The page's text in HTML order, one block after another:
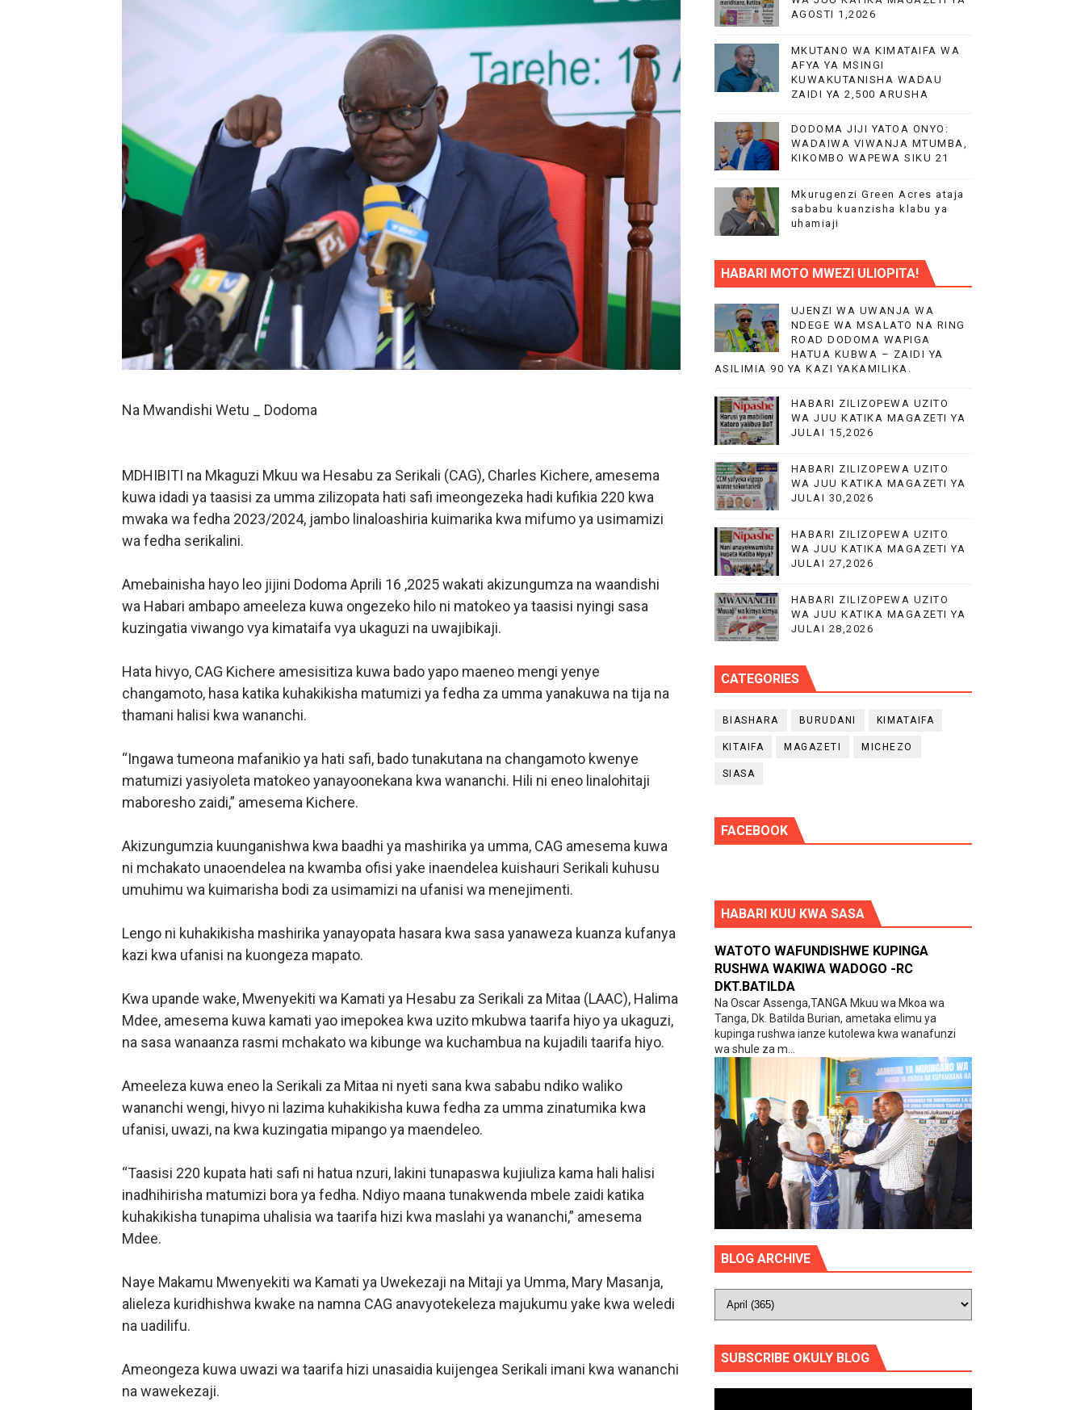
MATI TECHNOLOGIES YAONYESHA UWEZO WA WATANZANIA KATIKA TEKNOLOJIA
WANAWAKE TFC NYENZO YA KUJENGA UCHUMI WA FAMILIA JAMII NA TAIFA - MPANJU.
ULEGA: TEKNOLOJIA BUNIFU ZIWAFIKIE WAKULIMA NA WAFUGAJI VIJIJINI.
SERIKALI INATAMBUA MCHANGO WA WAZEE: WAZIRI SANGU
RAIS SAMIA, MUSEVEN WASHUHUDIA MAKUBALIANO YA TRILIONI 56 KUIFANYA TANGA KITUO KIKUU CHA NISHATI YA MAFUTA
WAJASIRIAMALI KUTOKA PEMBA WATEMBELEA BANDA LA WMA NANE NANE, WAPATA ELIMU YA VIPIMO
BRELA YATOA ELIMU YA URASIMISHAJI BIASHARA NA USAJILI WA ALAMA ZA BIASHARA NA HUDUMA KWA VIJANA BBT
TARURA YATAJWA KUWA MIONGONI MWA TAASISI BORA ZA MIUNDOMBINU AFRIKA
Mkurugenzi Green Acres ataja sababu kuanzisha klabu ya uhamiaji
MWANRI APOKELEWA MAKAO MAKUU YA CCM DODOMA
MHE. CHANDE AIPONGEZA WRRB KWA KUWAWEZESHA WAKULIMA KUFIKIA MASOKO
TBS YAHIMIZA WAJASIRIAMALI KUTHIBITISHA UBORA WA BIDHAA ZAO ARUSHA
WATOTO WAFUNDISHWE KUPINGA RUSHWA WAKIWA WADOGO -RC DKT.BATILDA
Na Mwandishi Wetu _ Dodoma
MDHIBITI na Mkaguzi Mkuu wa Hesabu za Serikali (CAG), Charles Kichere, amesema
kuwa idadi ya taasisi za umma zilizopata hati safi imeongezeka hadi kufikia 220 kwa
mwaka wa fedha 2023/2024, jambo linaloashiria kuimarika kwa mifumo ya usimamizi
wa fedha serikalini.
Amebainisha hayo leo jijini Dodoma Aprili 16 ,2025 wakati akizungumza na waandishi
wa Habari ambapo ameeleza kuwa ongezeko hilo ni matokeo ya taasisi nyingi sasa
kuzingatia viwango vya kimataifa vya ukaguzi na uwajibikaji.
Hata hivyo, CAG Kichere amesisitiza kuwa bado yapo maeneo mengi yenye
changamoto, hasa katika kuhakikisha matumizi ya fedha za umma yanakuwa na tija na
thamani halisi kwa wananchi.
“Ingawa tumeona mafanikio ya hati safi, bado tunakutana na changamoto kwenye
matumizi yasiyoleta matokeo yanayoonekana kwa wananchi. Hili ni eneo linalohitaji
maboresho zaidi,” amesema Kichere.
Akizungumzia kuunganishwa kwa baadhi ya mashirika ya umma, CAG amesema kuwa
ni mchakato unaoendelea na kwamba ofisi yake inaendelea kuishauri Serikali kuhusu
umuhimu wa kuimarisha bodi za usimamizi na ufanisi wa menejimenti.
Lengo ni kuhakikisha mashirika yanayopata hasara kwa sasa yanaweza kuanza kufanya
kazi kwa ufanisi na kuongeza mapato.
Kwa upande wake, Mwenyekiti wa Kamati ya Hesabu za Serikali za Mitaa (LAAC), Halima
Mdee, amesema kuwa kamati yao imepokea kwa uzito mkubwa taarifa hiyo ya ukaguzi,
na sasa wanaanza rasmi mchakato wa kibunge wa kuchambua na kujadili taarifa hiyo.
Ameeleza kuwa eneo la Serikali za Mitaa ni nyeti sana kwa sababu ndiko waliko
wananchi wengi, hivyo ni lazima kuhakikisha kuwa fedha za umma zinatumika kwa
ufanisi, uwazi, na kwa kuzingatia mipango ya maendeleo.
“Taasisi 220 kupata hati safi ni hatua nzuri, lakini tunapaswa kujiuliza kama hali halisi
inadhihirisha matumizi bora ya fedha. Ndiyo maana tunakwenda mbele zaidi katika
kuhakikisha tunapima uhalisia wa taarifa hizi kwa maslahi ya wananchi,” amesema
Mdee.
Naye Makamu Mwenyekiti wa Kamati ya Uwekezaji na Mitaji ya Umma, Mary Masanja,
alieleza kuridhishwa kwake na namna CAG anavyotekeleza majukumu yake kwa weledi
na uadilifu.
Ameongeza kuwa uwazi wa taarifa hizi unasaidia kuijengea Serikali imani kwa wananchi
na wawekezaji.
AGOSTI 1,2026
MKUTANO WA KIMATAIFA WA
AFYA YA MSINGI
KUWAKUTANISHA WADAU
ZAIDI YA 2,500 ARUSHA
DODOMA JIJI YATOA ONYO:
WADAIWA VIWANJA MTUMBA,
KIKOMBO WAPEWA SIKU 21
Mkurugenzi Green Acres ataja
sababu kuanzisha klabu ya
uhamiaji
HABARI MOTO MWEZI ULIOPITA!
UJENZI WA UWANJA WA
NDEGE WA MSALATO NA RING
ROAD DODOMA WAPIGA
HATUA KUBWA – ZAIDI YA
ASILIMIA 90 YA KAZI YAKAMILIKA.
HABARI ZILIZOPEWA UZITO
WA JUU KATIKA MAGAZETI YA
JULAI 15,2026
HABARI ZILIZOPEWA UZITO
WA JUU KATIKA MAGAZETI YA
JULAI 30,2026
HABARI ZILIZOPEWA UZITO
WA JUU KATIKA MAGAZETI YA
JULAI 27,2026
HABARI ZILIZOPEWA UZITO
WA JUU KATIKA MAGAZETI YA
JULAI 28,2026
CATEGORIES
BIASHARA BURUDANI KIMATAIFA
KITAIFA MAGAZETI MICHEZO
SIASA
FACEBOOK
HABARI KUU KWA SASA
WATOTO WAFUNDISHWE KUPINGA
RUSHWA WAKIWA WADOGO -RC
DKT.BATILDA
Na Oscar Assenga,TANGA Mkuu wa Mkoa wa
Tanga, Dk. Batilda Burian, ametaka elimu ya
kupinga rushwa ianze kutolewa kwa wanafunzi
wa shule za m...
BLOG ARCHIVE
SUBSCRIBE OKULY BLOG